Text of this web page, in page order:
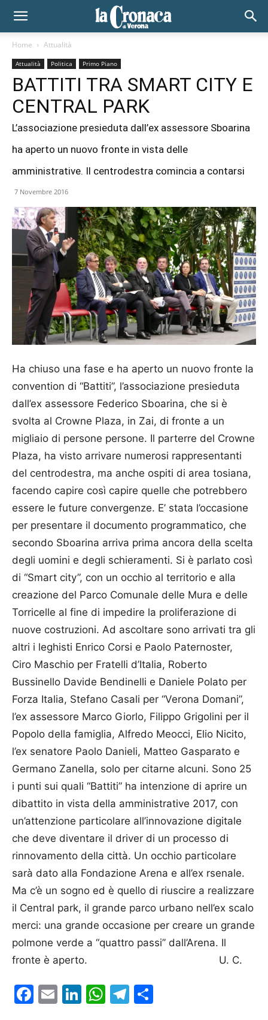
Home Attualità
Attualità Politica Primo Piano
BATTITI TRA SMART CITY E
CENTRAL PARK
L’associazione presieduta dall’ex assessore Sboarina
ha aperto un nuovo fronte in vista delle
amministrative. Il centrodestra comincia a contarsi
7 Novembre 2016
Ha chiuso una fase e ha aperto un nuovo fronte la
convention di “Battiti”, l’associazione presieduta
dall’ex assessore Federico Sboarina, che si è
svolta al Crowne Plaza, in Zai, di fronte a un
migliaio di persone persone. Il parterre del Crowne
Plaza, ha visto arrivare numerosi rappresentanti
del centrodestra, ma anche ospiti di area tosiana,
facendo capire così capire quelle che potrebbero
essere le future convergenze. E’ stata l’occasione
per presentare il documento programmatico, che
secondo Sboarina arriva prima ancora della scelta
degli uomini e degli schieramenti. Si è parlato così
di “Smart city”, con un occhio al territorio e alla
creazione del Parco Comunale delle Mura e delle
Torricelle al fine di impedire la proliferazione di
nuove costruzioni. Ad ascoltare sono arrivati tra gli
altri i leghisti Enrico Corsi e Paolo Paternoster,
Ciro Maschio per Fratelli d’Italia, Roberto
Bussinello Davide Bendinelli e Daniele Polato per
Forza Italia, Stefano Casali per “Verona Domani”,
l’ex assessore Marco Giorlo, Filippo Grigolini per il
Popolo della famiglia, Alfredo Meocci, Elio Nicito,
l’ex senatore Paolo Danieli, Matteo Gasparato e
Germano Zanella, solo per citarne alcuni. Sono 25
i punti sui quali “Battiti” ha intenzione di aprire un
dibattito in vista della amministrative 2017, con
un’attenzione particolare all’innovazione digitale
che deve diventare il driver di un processo di
rinnovamento della città. Un occhio particolare
sarà dato alla Fondazione Arena e all’ex rsenale.
Ma c’è un sogno ed è quello di riuscire a realizzare
il Central park, il grande parco urbano nell’ex scalo
merci: una grande occasione per creare un grande
polmone verde a “quattro passi” dall’Arena. Il
fronte è aperto. U. C.
Facebook
EmailLinkedIn
WhatsApp
Telegram